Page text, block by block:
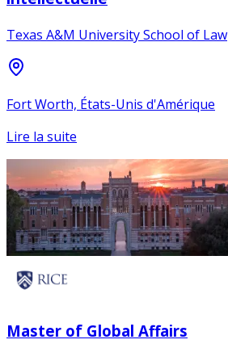
Texas A&M University School of Law
Fort Worth, États-Unis d'Amérique
Lire la suite
Master of Global Affairs